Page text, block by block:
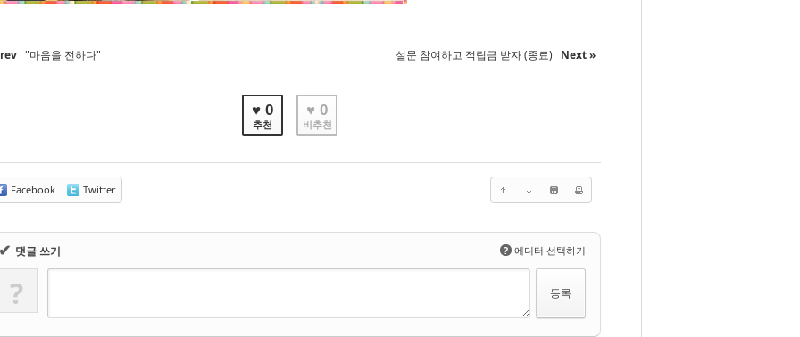
"마음을 전하다" 설문 참여하고 적립금 받자 (종료) Next »
♥ 0
추천
♥ 0
비추천
Facebook Twitter
댓글 쓰기 ? 에디터 선택하기
?